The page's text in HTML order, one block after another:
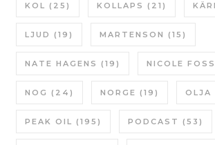
KOL (25) KOLLAPS (21)
LJUD (19) MARTENSON (15)
NATE HAGENS (19) NICOLE FOSS
NOG (24) NORGE (19) OLJA
PEAK OIL (195) PODCAST (53)